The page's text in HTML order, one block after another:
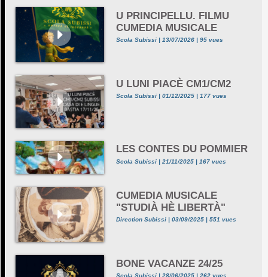
U PRINCIPELLU. FILMU
CUMEDIA MUSICALE
Scola Subissi | 13/07/2026 | 95 vues
U LUNI PIACÈ CM1/CM2
Scola Subissi | 01/12/2025 | 177 vues
LES CONTES DU POMMIER
Scola Subissi | 21/11/2025 | 167 vues
CUMEDIA MUSICALE
"STUDIÀ HÈ LIBERTÀ"
Direction Subissi | 03/09/2025 | 551 vues
BONE VACANZE 24/25
Scola Subissi | 28/06/2025 | 262 vues